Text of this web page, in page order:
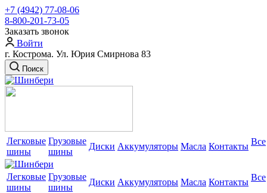
+7 (4942) 77-08-06
8-800-201-73-05
Заказать звонок
Войти
г. Кострома. Ул. Юрия Смирнова 83
Поиск
Легковые
шины
Грузовые
шины
Диски Аккумуляторы Масла Контакты Все
Легковые
шины
Грузовые
шины
Диски Аккумуляторы Масла Контакты Все